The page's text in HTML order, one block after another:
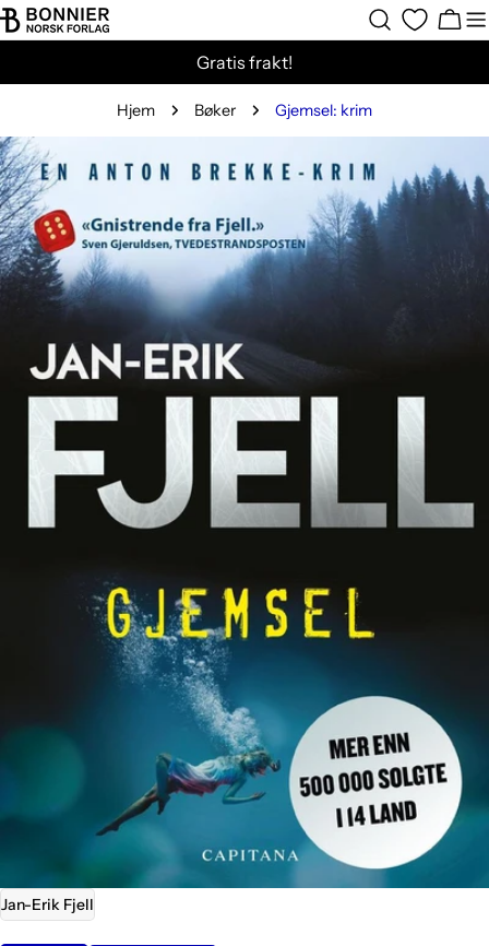
Hopp
til
Gratis frakt!
Hjem Bøker Gjemsel: krim
Gå
til
produktinformasjon
media 0 i modal
Jan-Erik Fjell